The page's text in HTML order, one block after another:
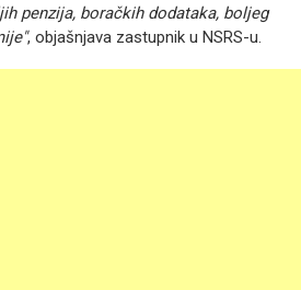
penzija, boračkih dodataka, boljeg
, objašnjava zastupnik u NSRS-u.